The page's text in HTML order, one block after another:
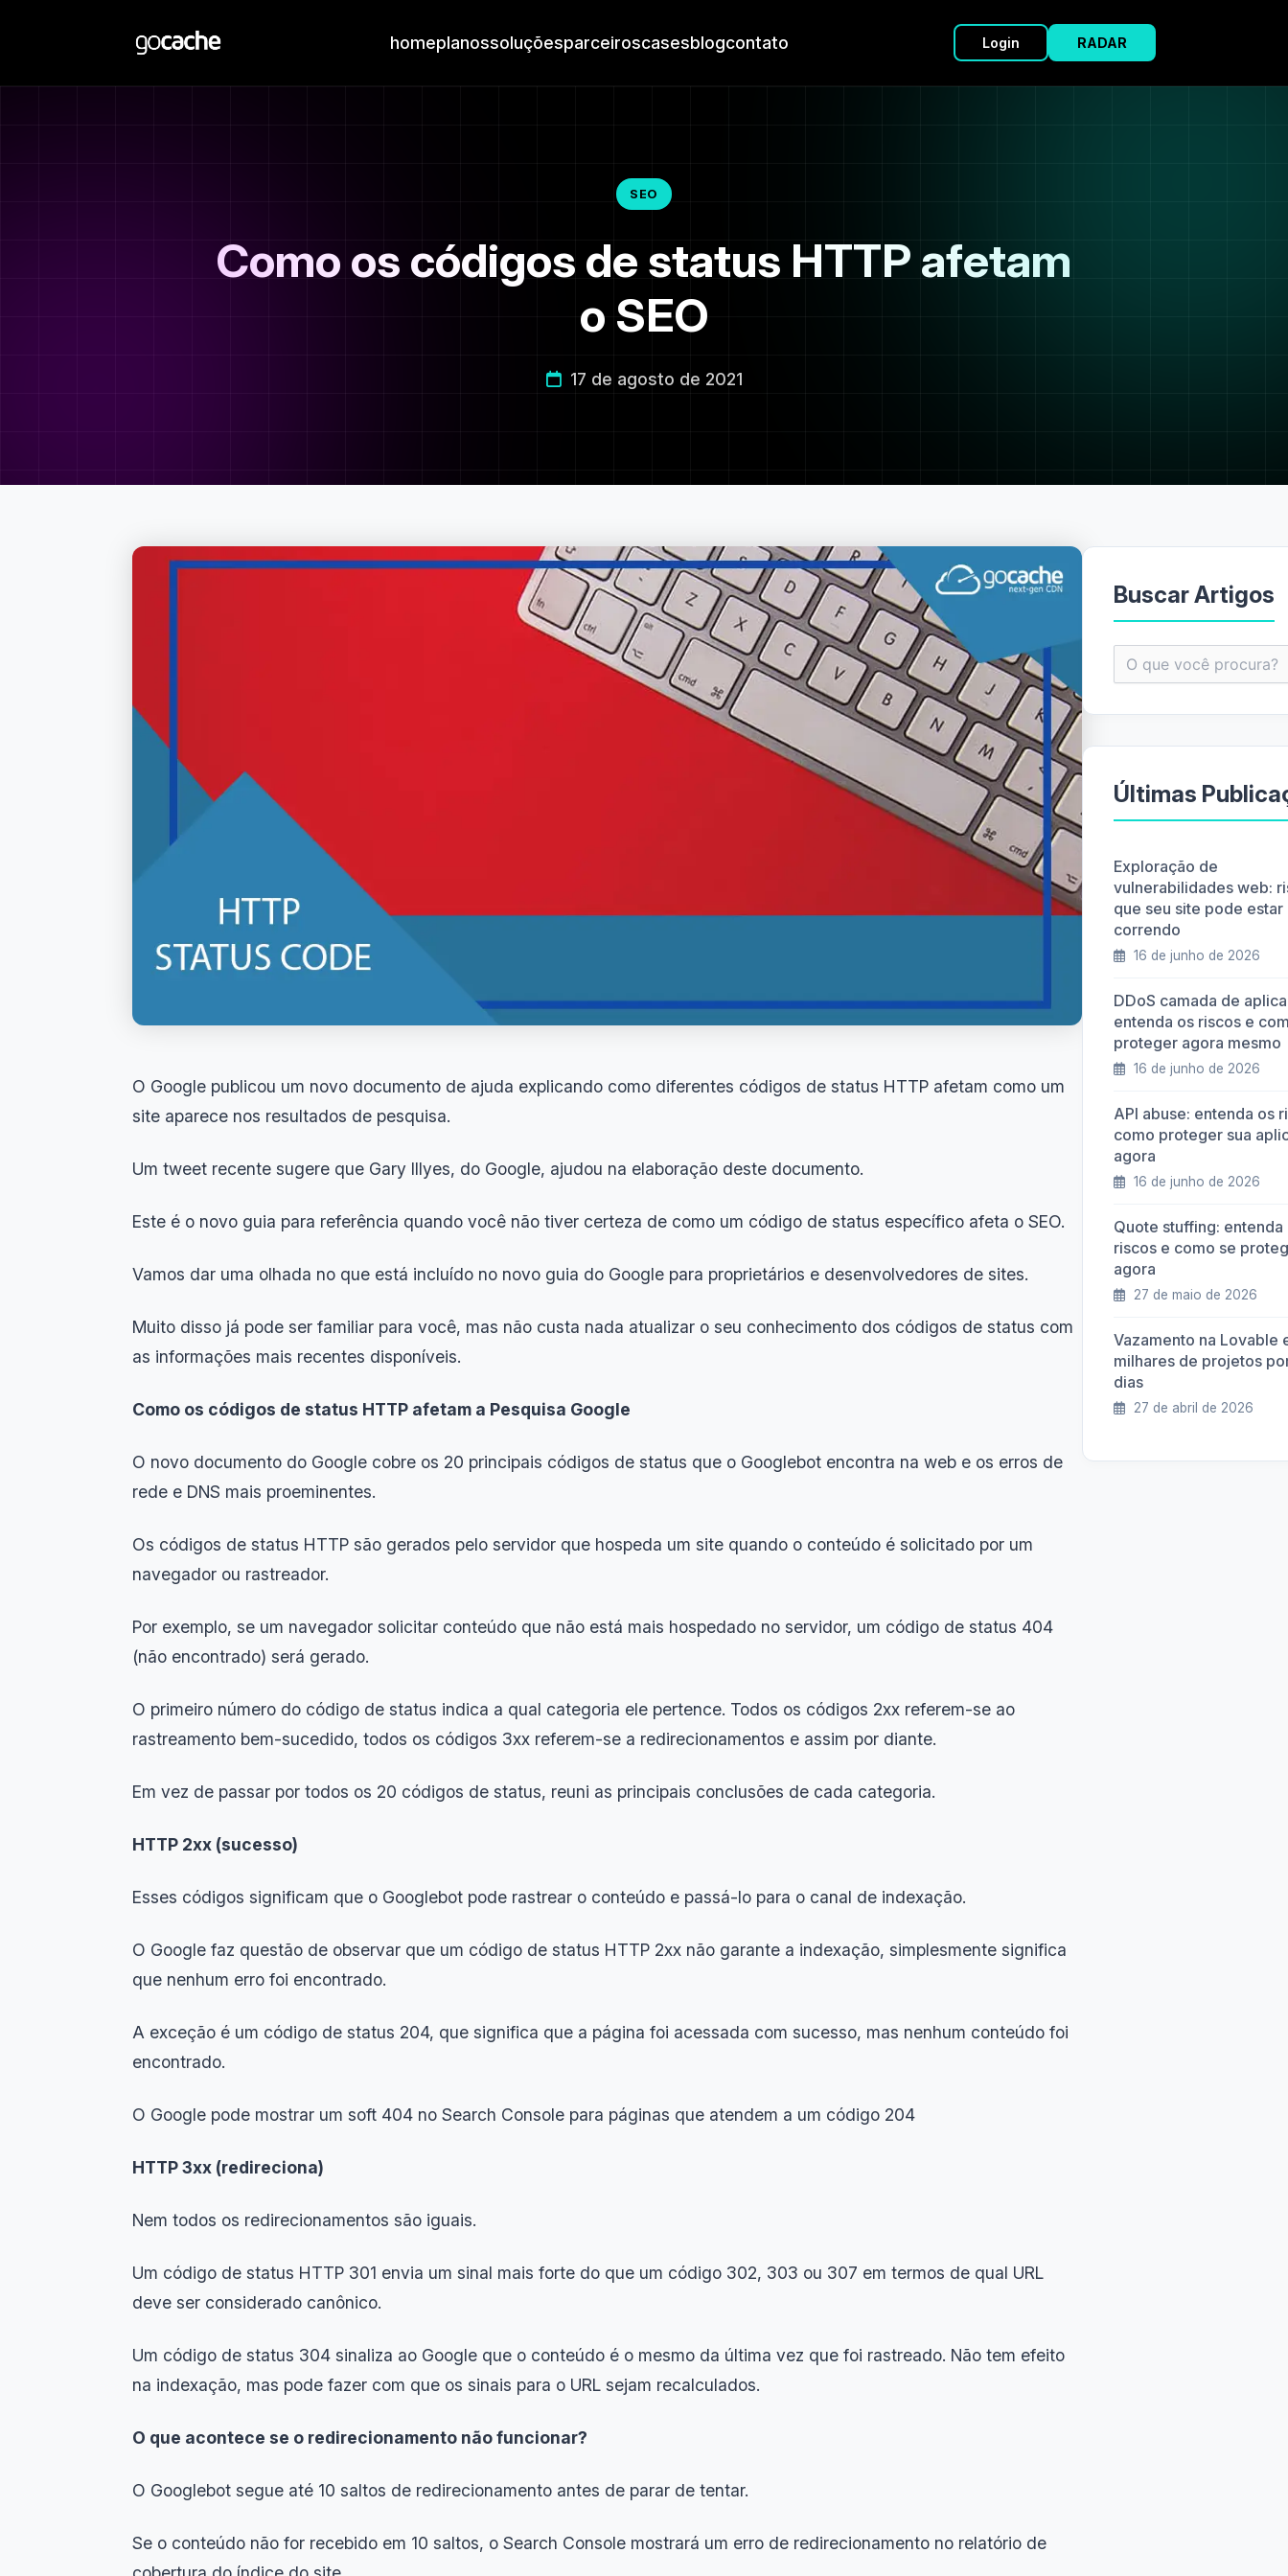
homeplanossoluçõesparceiroscasesblogcontato Login RADAR
SEO
Como os códigos de status HTTP afetam
o SEO
17 de agosto de 2021
O Google publicou um novo documento de ajuda explicando como diferentes códigos de status HTTP afetam como um
site aparece nos resultados de pesquisa.
Um tweet recente sugere que Gary Illyes, do Google, ajudou na elaboração deste documento.
Este é o novo guia para referência quando você não tiver certeza de como um código de status específico afeta o SEO.
Vamos dar uma olhada no que está incluído no novo guia do Google para proprietários e desenvolvedores de sites.
Muito disso já pode ser familiar para você, mas não custa nada atualizar o seu conhecimento dos códigos de status com
as informações mais recentes disponíveis.
Como os códigos de status HTTP afetam a Pesquisa Google
O novo documento do Google cobre os 20 principais códigos de status que o Googlebot encontra na web e os erros de
rede e DNS mais proeminentes.
Os códigos de status HTTP são gerados pelo servidor que hospeda um site quando o conteúdo é solicitado por um
navegador ou rastreador.
Por exemplo, se um navegador solicitar conteúdo que não está mais hospedado no servidor, um código de status 404
(não encontrado) será gerado.
O primeiro número do código de status indica a qual categoria ele pertence. Todos os códigos 2xx referem-se ao
rastreamento bem-sucedido, todos os códigos 3xx referem-se a redirecionamentos e assim por diante.
Em vez de passar por todos os 20 códigos de status, reuni as principais conclusões de cada categoria.
HTTP 2xx (sucesso)
Esses códigos significam que o Googlebot pode rastrear o conteúdo e passá-lo para o canal de indexação.
O Google faz questão de observar que um código de status HTTP 2xx não garante a indexação, simplesmente significa
que nenhum erro foi encontrado.
A exceção é um código de status 204, que significa que a página foi acessada com sucesso, mas nenhum conteúdo foi
encontrado.
O Google pode mostrar um soft 404 no Search Console para páginas que atendem a um código 204
HTTP 3xx (redireciona)
Nem todos os redirecionamentos são iguais.
Um código de status HTTP 301 envia um sinal mais forte do que um código 302, 303 ou 307 em termos de qual URL
deve ser considerado canônico.
Um código de status 304 sinaliza ao Google que o conteúdo é o mesmo da última vez que foi rastreado. Não tem efeito
na indexação, mas pode fazer com que os sinais para o URL sejam recalculados.
O que acontece se o redirecionamento não funcionar?
O Googlebot segue até 10 saltos de redirecionamento antes de parar de tentar.
Se o conteúdo não for recebido em 10 saltos, o Search Console mostrará um erro de redirecionamento no relatório de
Buscar Artigos
por:
Últimas
Exploração de
vulnerabilidades web:
que seu site pode estar
correndo
16 de junho de 2026
DDoS camada de
entenda os riscos e
proteger agora mesmo
16 de junho de 2026
API abuse: entenda os
como proteger sua
agora
16 de junho de 2026
Quote stuffing: entenda
riscos e como se
agora
27 de maio de 2026
Vazamento na Lovable
milhares de projetos
dias
27 de abril de 2026